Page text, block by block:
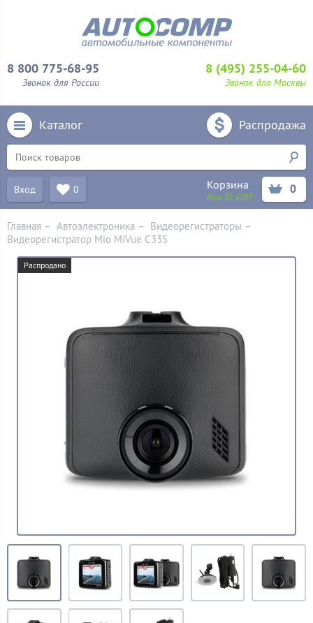
8 800 775-68-95
Звонок для России
8 (495) 255-04-60
Звонок для Москвы
Каталог Распродажа
Вход 0 Корзина
Ваш ID:6587
0
Главная – Автоэлектроника – Видеорегистраторы –
Видеорегистратор Mio MiVue C335
Распродано